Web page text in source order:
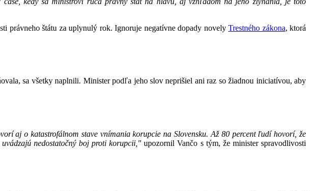
právneho štátu za uplynulý rok. Ignoruje negatívne dopady novelyTrestného zákona, ktorá
sa všetky naplnili. Minister podľa jeho slov neprišiel ani raz so žiadnou iniciatívou, aby
aj o katastrofálnom stave vnímania korupcie na Slovensku. Až 80 percent ľudí hovorí, že
nedostatočný boj proti korupcii," upozornil Vančo s tým, že minister spravodlivosti